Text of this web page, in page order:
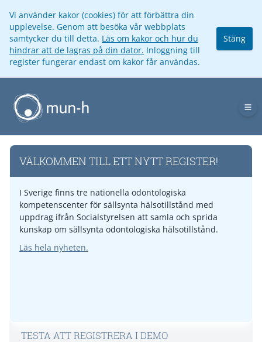
Vi använder kakor (cookies) för att förbättra din
upplevelse. Genom att besöka vår webbplats
samtycker du till detta. Läs om kakor och hur du
hindrar att de lagras på din dator. Inloggning till
register fungerar endast om kakor får användas.
Stäng
VÄLKOMMEN TILL ETT NYTT REGISTER!
I Sverige finns tre nationella odontologiska
kompetenscenter för sällsynta hälsotillstånd med
uppdrag ifrån Socialstyrelsen att samla och sprida
kunskap om sällsynta odontologiska hälsotillstånd.
Läs hela nyheten.
TESTA ATT REGISTRERA I DEMO